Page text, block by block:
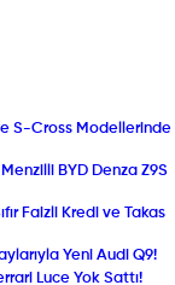
S-Cross Modellerinde
BYD Denza Z9S
Faizli Kredi ve Takas
Yeni Audi Q9!
Luce Yok Sattı!